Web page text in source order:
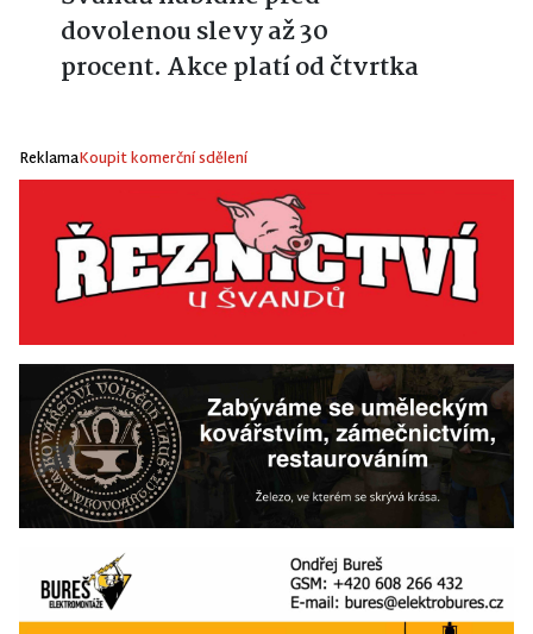
dovolenou slevy až 30
procent. Akce platí od čtvrtka
ReklamaKoupit komerční sdělení